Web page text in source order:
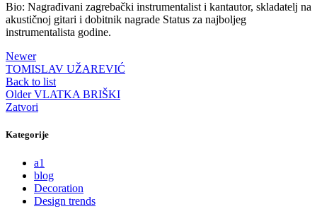
Bio: Nagrađivani zagrebački instrumentalist i kantautor, skladatelj na
akustičnoj gitari i dobitnik nagrade Status za najboljeg
instrumentalista godine.
Newer
TOMISLAV UŽAREVIĆ
Back to list
Older VLATKA BRIŠKI
Zatvori
Kategorije
a1
blog
Decoration
Design trends